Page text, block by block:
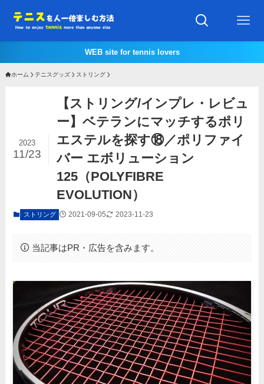
WEB site for tennis lovers
ホーム テニスグッズ ストリング
【ストリング/インプレ・レビュ
ー】ベテランにマッチするポリ
エステルを探す⑱／ポリファイ
バー エボリューション
125（POLYFIBRE
EVOLUTION）
2023
11/23
ストリング 2021-09-05 2023-11-23
当記事はPR・広告を含みます。